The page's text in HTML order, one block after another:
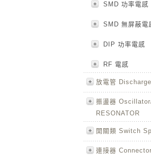
SMD 功率電感
SMD 無屏蔽電
DIP 功率電感
RF 電感
放電管
振盪器
RESONATOR
開關類 Switch
連接器 Connector